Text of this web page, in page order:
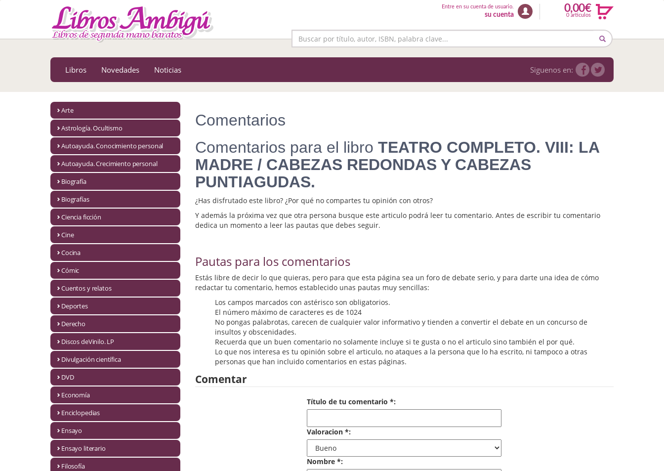
MENÚ PRINCIPAL
Astrología. Ocultismo
Autoayuda. Conocimiento personal
Autoayuda. Crecimiento personal
Ciencia ficción
Cuentos y relatos
Discos deVinilo. LP
Divulgación científica
Entre en su cuenta de usuario.
su cuenta
0,00€
0 articulos
Libros Novedades Noticias Siguenos en:
Arte
Astrología. Ocultismo
Autoayuda. Conocimiento personal
Autoayuda. Crecimiento personal
Biografía
Biografías
Ciencia ficción
Cine
Cocina
Cómic
Cuentos y relatos
Deportes
Derecho
Discos deVinilo. LP
Divulgación científica
DVD
Economía
Enciclopedias
Ensayo
Ensayo literario
Filosofía
Comentarios
Comentarios para el libro TEATRO COMPLETO. VIII: LA
MADRE / CABEZAS REDONDAS Y CABEZAS
PUNTIAGUDAS.
¿Has disfrutado este libro? ¿Por qué no compartes tu opinión con otros?
Y además la próxima vez que otra persona busque este articulo podrá leer tu comentario. Antes de escribir tu comentario
dedica un momento a leer las pautas que debes seguir.
Pautas para los comentarios
Estás libre de decir lo que quieras, pero para que esta página sea un foro de debate serio, y para darte una idea de cómo
redactar tu comentario, hemos establecido unas pautas muy sencillas:
Los campos marcados con astérisco son obligatorios.
El número máximo de caracteres es de 1024
No pongas palabrotas, carecen de cualquier valor informativo y tienden a convertir el debate en un concurso de
insultos y obscenidades.
Recuerda que un buen comentario no solamente incluye si te gusta o no el articulo sino también el por qué.
Lo que nos interesa es tu opinión sobre el articulo, no ataques a la persona que lo ha escrito, ni tampoco a otras
personas que han incluido comentarios en estas páginas.
Comentar
Título de tu comentario *:
Valoracion *:
Nombre *: